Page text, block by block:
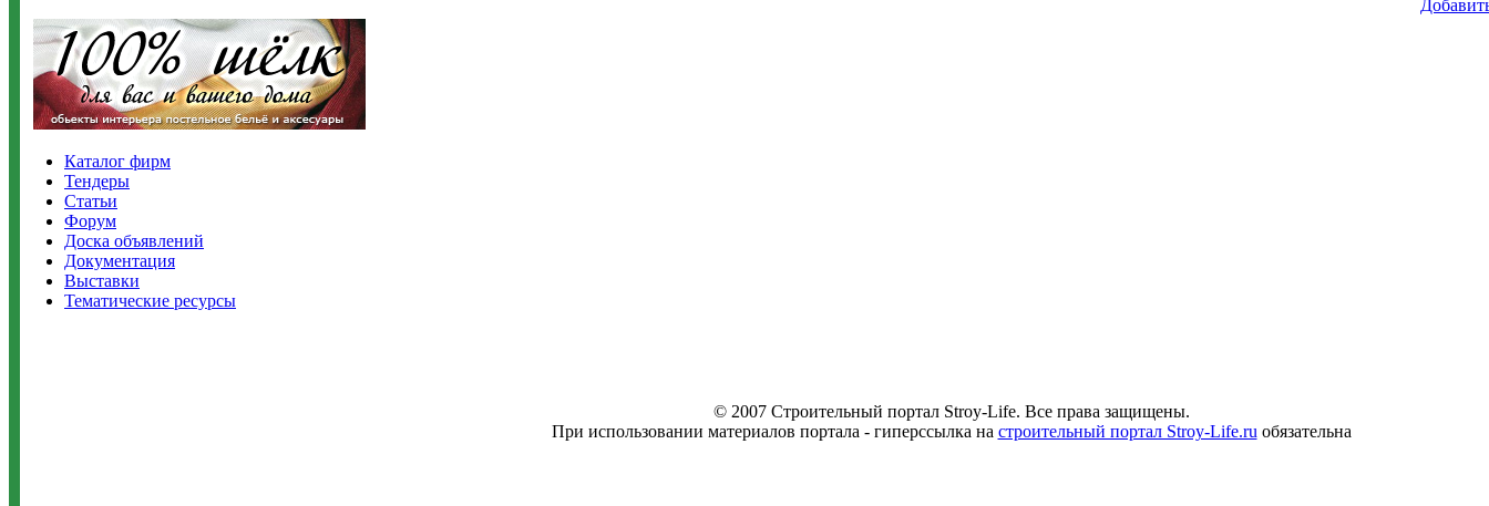
Каталог фирм
Тендеры
Статьи
Форум
Доска объявлений
Документация
Выставки
Тематические ресурсы
© 2007 Строительный портал Stroy-Life. Все права защищены.
При использовании материалов портала - гиперссылка на строительный портал Stroy-Life.ru обязательна